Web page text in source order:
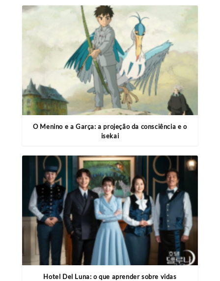
O Menino e a Garça: a projeção da consciência e o
isekai
Hotel Del Luna: o que aprender sobre vidas